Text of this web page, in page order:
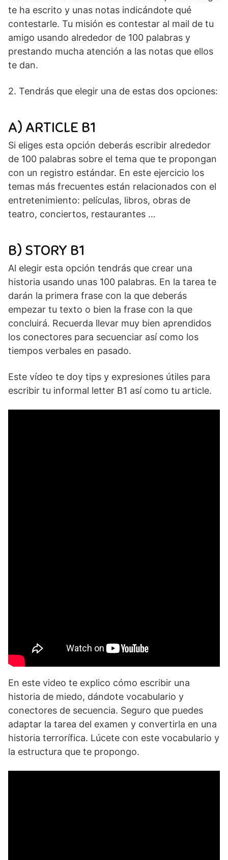
te ha escrito y unas notas indicándote qué
contestarle. Tu misión es contestar al mail de tu
amigo usando alrededor de 100 palabras y
prestando mucha atención a las notas que ellos
te dan.
2. Tendrás que elegir una de estas dos opciones:
A) ARTICLE B1
Si eliges esta opción deberás escribir alrededor
de 100 palabras sobre el tema que te propongan
con un registro estándar. En este ejercicio los
temas más frecuentes están relacionados con el
entretenimiento: películas, libros, obras de
teatro, conciertos, restaurantes …
B) STORY B1
Al elegir esta opción tendrás que crear una
historia usando unas 100 palabras. En la tarea te
darán la primera frase con la que deberás
empezar tu texto o bien la frase con la que
concluirá. Recuerda llevar muy bien aprendidos
los conectores para secuenciar así como los
tiempos verbales en pasado.
Este vídeo te doy tips y expresiones útiles para
escribir tu informal letter B1 así como tu article.
En este video te explico cómo escribir una
historia de miedo, dándote vocabulario y
conectores de secuencia. Seguro que puedes
adaptar la tarea del examen y convertirla en una
historia terrorífica. Lúcete con este vocabulario y
la estructura que te propongo.